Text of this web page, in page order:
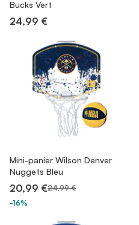
Bucks Vert
24,99 €
Mini-panier Wilson Denver
Nuggets Bleu
20,99 €24,99 €
-16%